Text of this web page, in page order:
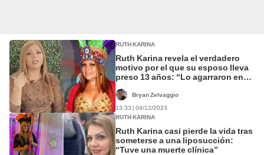
RUTH KARINA
Ruth Karina revela el verdadero
motivo por el que su esposo lleva
preso 13 años: “Lo agarraron en
Bryan Zelvaggio
13:33 | 04/12/2023
RUTH KARINA
Ruth Karina casi pierde la vida tras
someterse a una liposucción:
“Tuve una muerte clínica”